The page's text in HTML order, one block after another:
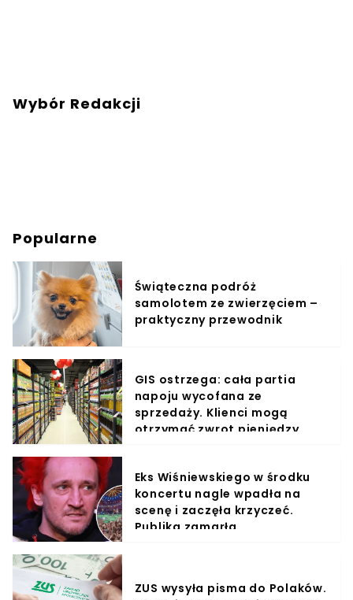
Wybór Redakcji
Popularne
Świąteczna podróż
samolotem ze zwierzęciem –
praktyczny przewodnik
GIS ostrzega: cała partia
napoju wycofana ze
sprzedaży. Klienci mogą
otrzymać zwrot pieniędzy
Eks Wiśniewskiego w środku
koncertu nagle wpadła na
scenę i zaczęła krzyczeć.
Publika zamarła
ZUS wysyła pisma do Polaków.